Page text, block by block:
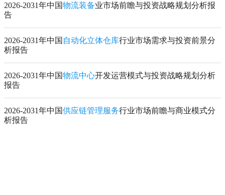
2026-2031年中国物流装备业市场前瞻与投资战略规划分析报
告
2026-2031年中国 自动化立体仓库行业市场需求与投资前景分
析报告
2026-2031年中国物流中心开发运营模式与投资战略规划分析
报告
2026-2031年中国供应链管理服务行业市场前瞻与商业模式分
析报告